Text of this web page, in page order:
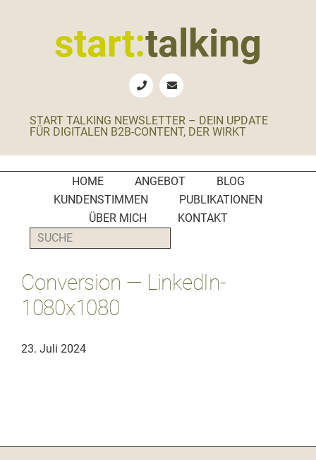
start:talking
B2B-
Social
Media
Manager
PR-
Agenturen
START TALKING NEWSLETTER – DEIN UPDATE
FÜR DIGITALEN B2B-CONTENT, DER WIRKT
HOME ANGEBOT
BLOG
KUNDENSTIMMEN
PUBLIKATIONEN
ÜBER MICH
KONTAKT
SUCHE
Conversion — LinkedIn-
1080x1080
23. Juli 2024